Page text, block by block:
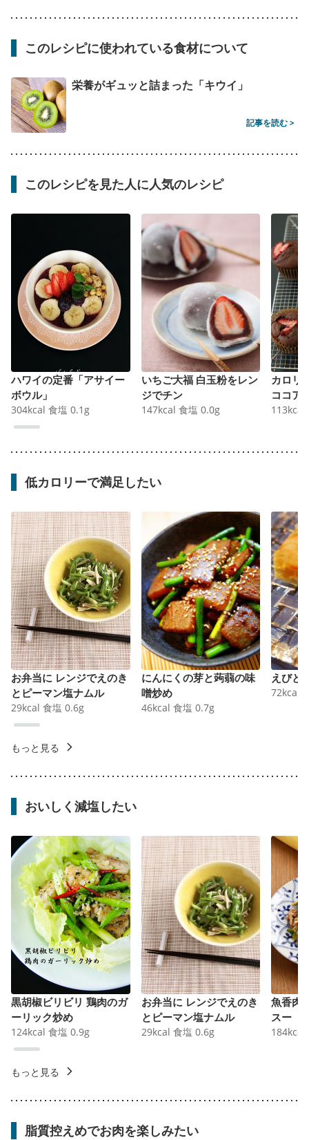
このレシピに使われている食材について
栄養がギュッと詰まった「キウイ」
記事を読む >
このレシピを見た人に人気のレシピ
ハワイの定番「アサイー
ボウル」
304kcal 食塩 0.1 g
いちご大福 白玉粉をレン
ジでチン
147kcal 食塩 0.0g
カロリ
ココア
113kcal
低カロリーで満足したい
お弁当に レンジでえのき
とピーマン塩ナムル
29kcal 食塩 0.6g
にんにくの芽と蒟蒻の味
噌炒め
46kcal 食塩 0.7g
えびと
72kcal
もっと見る
おいしく減塩したい
黒胡椒ビリビリ 鶏肉のガ
ーリック炒め
124kcal 食塩 0.9g
お弁当に レンジでえのき
とピーマン塩ナムル
29kcal 食塩 0.6g
魚香肉
スー
184kcal
もっと見る
脂質控えめでお肉を楽しみたい